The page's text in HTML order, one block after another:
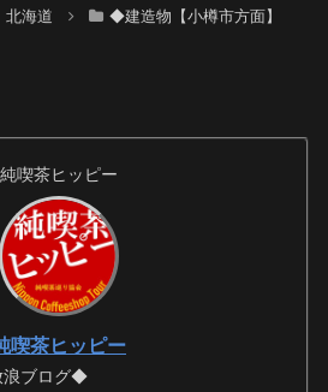
海道 ◆建造物【小樽市方面】
純喫茶ヒッピー
喫茶ヒッピー
浪ブログ◆